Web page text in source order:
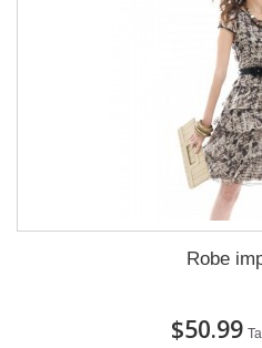
Robe
$50.99